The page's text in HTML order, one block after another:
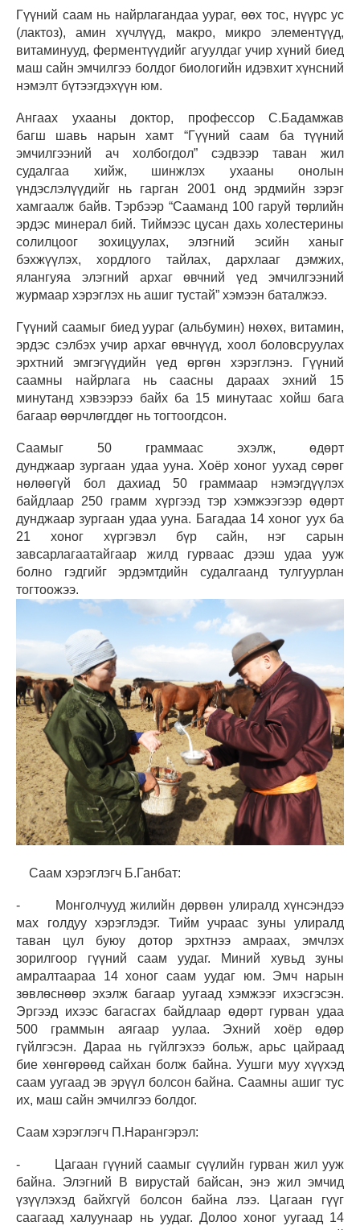
Гүүний саам нь найрлагандаа уураг, өөх тос, нүүрс ус
(лактоз), амин хүчлүүд, макро, микро элементүүд,
витаминууд, ферментүүдийг агуулдаг учир хүний биед
маш сайн эмчилгээ болдог биологийн идэвхит хүнсний
нэмэлт бүтээгдэхүүн юм.
Ангаах ухааны доктор, профессор С.Бадамжав
багш шавь нарын хамт “Гүүний саам ба түүний
эмчилгээний ач холбогдол” сэдвээр таван жил
судалгаа хийж, шинжлэх ухааны онолын
үндэслэлүүдийг нь гарган 2001 онд эрдмийн зэрэг
хамгаалж байв. Тэрбээр “Сааманд 100 гаруй төрлийн
эрдэс минерал бий. Тиймээс цусан дахь холестерины
солилцоог зохицуулах, элэгний эсийн ханыг
бэхжүүлэх, хордлого тайлах, дархлааг дэмжих,
ялангуяа элэгний архаг өвчний үед эмчилгээний
журмаар хэрэглэх нь ашиг тустай” хэмээн баталжээ.
Гүүний саамыг биед уураг (альбумин) нөхөх, витамин,
эрдэс сэлбэх учир архаг өвчнүүд, хоол боловсруулах
эрхтний эмгэгүүдийн үед өргөн хэрэглэнэ. Гүүний
саамны найрлага нь саасны дараах эхний 15
минутанд хэвээрээ байх ба 15 минутаас хойш бага
багаар өөрчлөгддөг нь тогтоогдсон.
Саамыг 50 граммаас эхэлж, өдөрт
дунджаар зургаан удаа ууна. Хоёр хоног уухад сөрөг
нөлөөгүй бол дахиад 50 граммаар нэмэгдүүлэх
байдлаар 250 грамм хүргээд тэр хэмжээгээр өдөрт
дунджаар зургаан удаа ууна. Багадаа 14 хоног уух ба
21 хоног хүргэвэл бүр сайн, нэг сарын
завсарлагаатайгаар жилд гурваас дээш удаа ууж
болно гэдгийг эрдэмтдийн судалгаанд тулгуурлан
тогтоожээ.
Саам хэрэглэгч Б.Ганбат:
- Монголчууд жилийн дөрвөн улиралд хүнсэндээ
мах голдуу хэрэглэдэг. Тийм учраас зуны улиралд
таван цул буюу дотор эрхтнээ амраах, эмчлэх
зорилгоор гүүний саам уудаг. Миний хувьд зуны
амралтаараа 14 хоног саам уудаг юм. Эмч нарын
зөвлөснөөр эхэлж багаар уугаад хэмжээг ихэсгэсэн.
Эргээд ихээс багасгах байдлаар өдөрт гурван удаа
500 граммын аягаар уулаа. Эхний хоёр өдөр
гүйлгэсэн. Дараа нь гүйлгэхээ больж, арьс цайраад
бие хөнгөрөөд сайхан болж байна. Уушги муу хүүхэд
саам уугаад эв эрүүл болсон байна. Саамны ашиг тус
их, маш сайн эмчилгээ болдог.
Саам хэрэглэгч П.Нарангэрэл:
- Цагаан гүүний саамыг сүүлийн гурван жил ууж
байна. Элэгний В вирустай байсан, энэ жил эмчид
үзүүлэхэд байхгүй болсон байна лээ. Цагаан гүүг
саагаад халуунаар нь уудаг. Долоо хоног уугаад 14